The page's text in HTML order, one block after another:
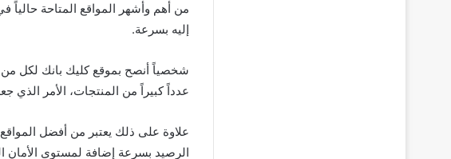
من أهم وأشهر المواقع المتاحة حالياً
إليه بسرعة.
شخصياً أنصح بموقع كليك بانك لكل من
عدداً كبيراً من المنتجات، الأمر الذي
الرصيد بسرعة إضافة لمستوى الأمان